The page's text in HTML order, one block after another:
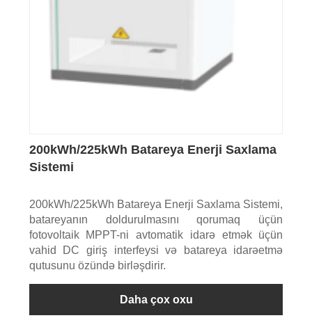
200kWh/225kWh Batareya Enerji Saxlama
Sistemi
200kWh/225kWh Batareya Enerji Saxlama Sistemi,
batareyanın doldurulmasını qorumaq üçün
fotovoltaik MPPT-ni avtomatik idarə etmək üçün
vahid DC giriş interfeysi və batareya idarəetmə
qutusunu özündə birləşdirir.
Daha çox oxu